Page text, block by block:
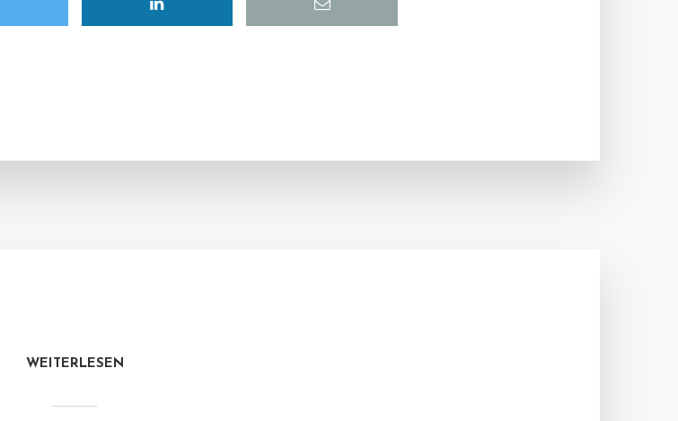
WEITERLESEN